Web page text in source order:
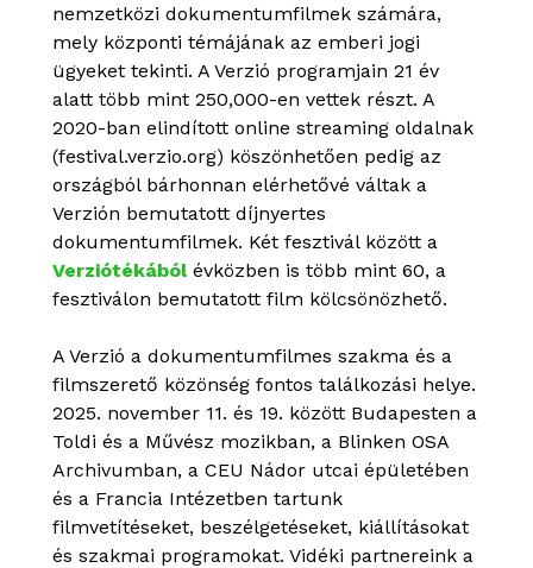
nemzetközi dokumentumfilmek számára,
mely központi témájának az emberi jogi
ügyeket tekinti. A Verzió programjain 21 év
alatt több mint 250,000-en vettek részt. A
2020-ban elindított online streaming oldalnak
(festival.verzio.org) köszönhetően pedig az
országból bárhonnan elérhetővé váltak a
Verzión bemutatott díjnyertes
dokumentumfilmek. Két fesztivál között a
Verziótékábólévközben is több mint 60, a
fesztiválon bemutatott film kölcsönözhető.
A Verzió a dokumentumfilmes szakma és a
filmszerető közönség fontos találkozási helye.
2025. november 11. és 19. között Budapesten a
Toldi és a Művész mozikban, a Blinken OSA
Archivumban, a CEU Nádor utcai épületében
és a Francia Intézetben tartunk
filmvetítéseket, beszélgetéseket, kiállításokat
és szakmai programokat. Vidéki partnereink a